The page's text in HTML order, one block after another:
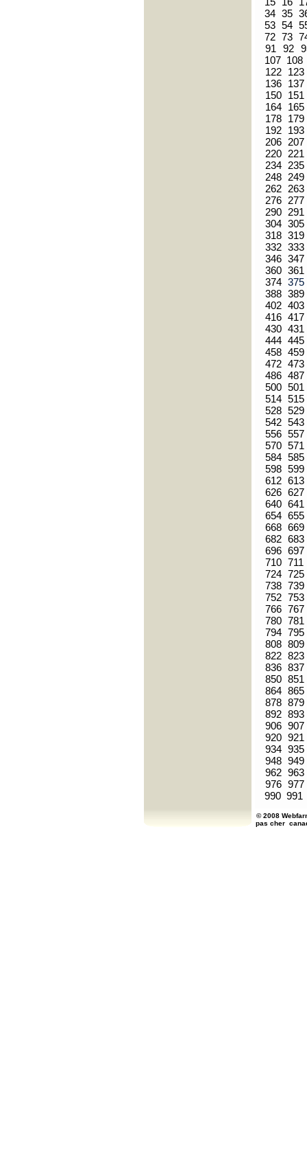
34 35
53 54
72 73
91
92
107 108
122
123
136
137
150
151
164
165
178
179
192
193
206 207
220
221
234
235
248
249
262
263
276
277
290
291
304 305
318 319
332 333
346 347
360 361
374
388 389
402 403
416 417
430 431
444 445
458 459
472 473
486 487
500 501
514 515
528 529
542 543
556 557
570 571
584 585
598 599
612 613
626 627
640 641
654 655
668 669
682 683
696 697
710 711
724 725
738 739
752 753
766 767
780 781
794 795
808 809
822 823
836 837
850 851
864 865
878 879
892 893
906 907
920 921
934 935
948 949
962 963
976 977
990 991
© 2008
pas cher